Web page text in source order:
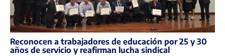
Reconocen a trabajadores de educación por 25 y 30
años de servicio y reafirman lucha sindical